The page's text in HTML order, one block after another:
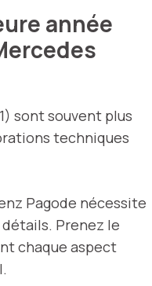
année
sont souvent plus
techniques
Pagode nécessite
Prenez le
chaque aspect